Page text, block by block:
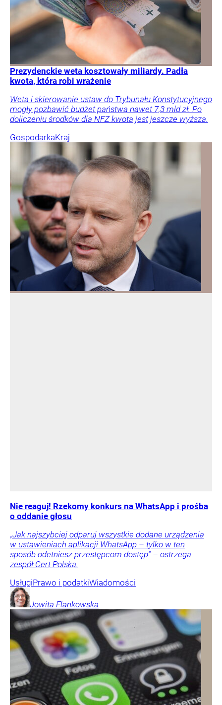
Prezydenckie weta kosztowały miliardy. Padła
kwota, która robi wrażenie
Weta i skierowanie ustaw do Trybunału Konstytucyjnego
mogły pozbawić budżet państwa nawet 7,3 mld zł. Po
doliczeniu środków dla NFZ kwota jest jeszcze wyższa.
GospodarkaKraj
Nie reaguj! Rzekomy konkurs na WhatsApp i prośba
o oddanie głosu
„Jak najszybciej odparuj wszystkie dodane urządzenia
w ustawieniach aplikacji WhatsApp – tylko w ten
sposób odetniesz przestępcom dostęp” – ostrzega
zespół Cert Polska.
UsługiPrawo i podatkiWiadomości
Jowita Flankowska